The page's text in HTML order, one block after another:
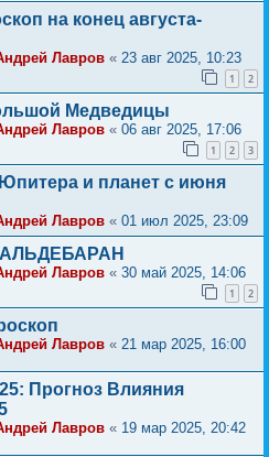
на конец августа-
Лавров « 23 авг 2025, 10:23
1 2
Медведицы
Лавров « 06 авг 2025, 17:06
1 2 3
и планет с июня
Лавров « 01 июл 2025, 23:09
Лавров « 30 май 2025, 14:06
1 2
Лавров « 21 мар 2025, 16:00
Прогноз Влияния
Лавров « 19 мар 2025, 20:42